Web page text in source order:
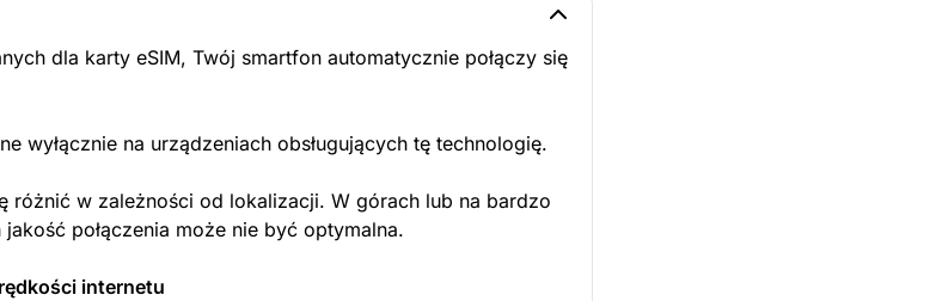
dla karty eSIM, Twój smartfon automatycznie połączy się
wyłącznie na urządzeniach obsługujących tę technologię.
różnić w zależności od lokalizacji. W górach lub na bardzo
połączenia może nie być optymalna.
internetu